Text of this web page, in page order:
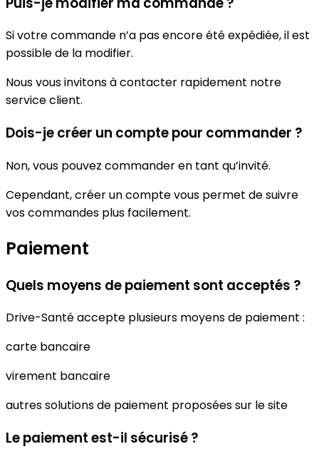
Si votre commande n’a pas encore été expédiée, il est
possible de la modifier.
Nous vous invitons à contacter rapidement notre
service client.
Dois-je créer un compte pour commander ?
Non, vous pouvez commander en tant qu’invité.
Cependant, créer un compte vous permet de suivre
vos commandes plus facilement.
Paiement
Quels moyens de paiement sont acceptés ?
Drive-Santé accepte plusieurs moyens de paiement :
carte bancaire
virement bancaire
autres solutions de paiement proposées sur le site
Le paiement est-il sécurisé ?